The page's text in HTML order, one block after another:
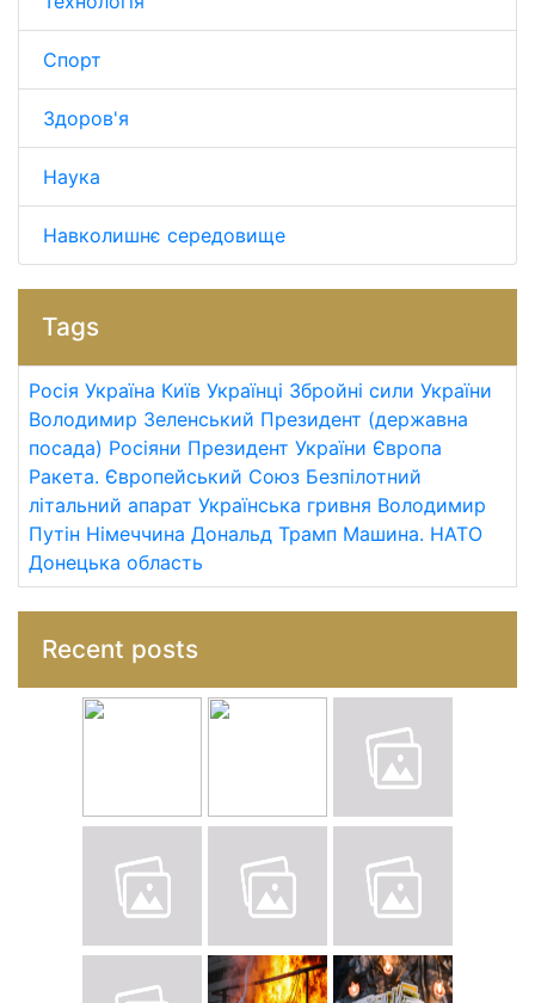
Спорт
Здоров'я
Наука
Навколишнє середовище
Tags
Росія Україна Київ Українці Збройні сили України
Володимир Зеленський Президент (державна
посада) Росіяни Президент України Європа
Ракета. Європейський Союз Безпілотний
літальний апарат Українська гривня Володимир
Путін Німеччина Дональд Трамп Машина. НАТО
Донецька область
Recent posts